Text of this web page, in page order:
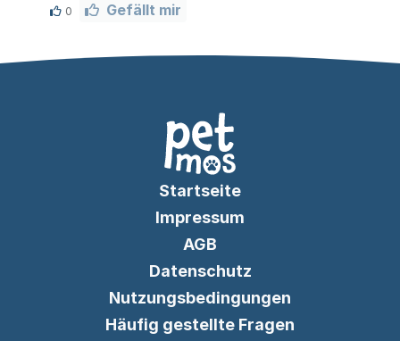
0 Gefällt mir
Startseite
Impressum
AGB
Datenschutz
Nutzungsbedingungen
Häufig gestellte Fragen